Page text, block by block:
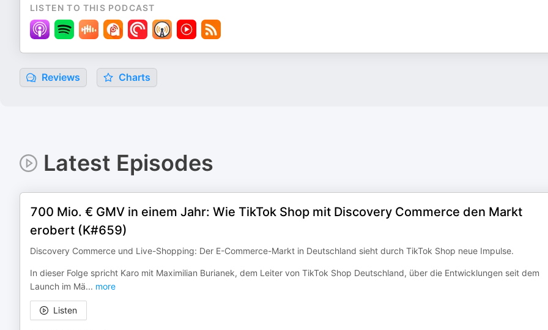
LISTEN TO THIS PODCAST
Reviews Charts
Latest Episodes
700 Mio. € GMV in einem Jahr: Wie TikTok Shop mit Discovery Commerce den Markt
erobert (K#659)
Discovery Commerce und Live-Shopping: Der E-Commerce-Markt in Deutschland sieht durch TikTok Shop neue Impulse.
In dieser Folge spricht Karo mit Maximilian Burianek, dem Leiter von TikTok Shop Deutschland, über die Entwicklungen seit dem
Launch im Mä... more
Listen